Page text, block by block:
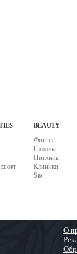
beauty
Фитнес
Салоны
Питание
Клиники
Spa
О